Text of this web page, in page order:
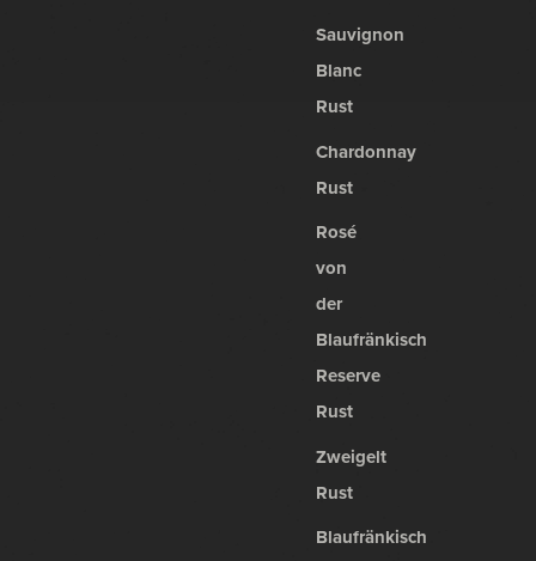
Sauvignon
Blanc
Rust
Chardonnay
Rust
Rosé
von
der
Blaufränkisch
Reserve
Rust
Zweigelt
Rust
Blaufränkisch